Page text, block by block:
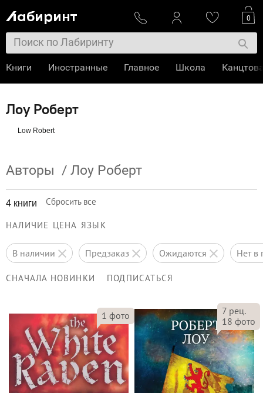
Лоу Роберт
Low Robert
Авторы / Лоу Роберт
4 книги Сбросить все
НАЛИЧИЕ ЦЕНА ЯЗЫК
в наличии предзаказ ожидаются нет
СНАЧАЛА НОВИНКИ ПОДПИСАТЬСЯ
1 фото 7 рец.
18 фото
0
Книги Иностранные Главное Школа